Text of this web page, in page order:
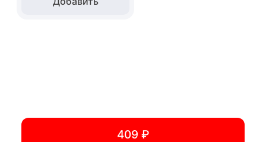
409 ₽